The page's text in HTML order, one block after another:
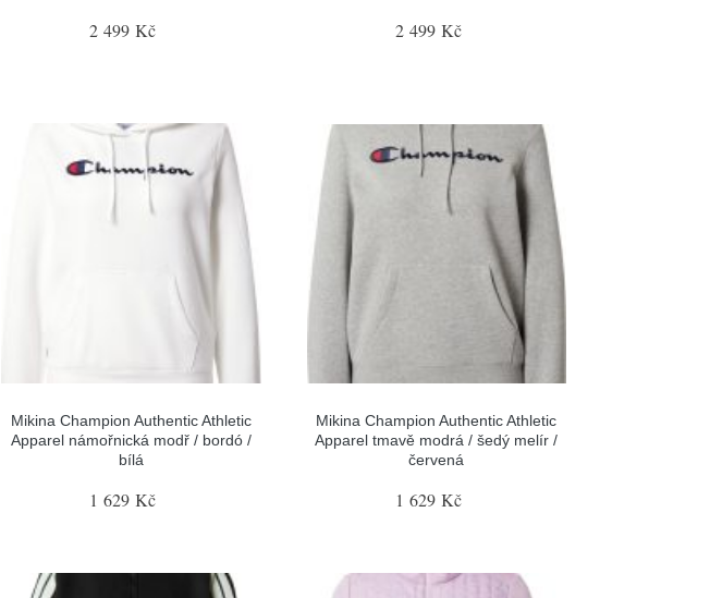
2 499 Kč 2 499 Kč
Mikina Champion Authentic Athletic
Apparel námořnická modř / bordó /
bílá
1 629 Kč
Mikina Champion Authentic Athletic
Apparel tmavě modrá / šedý melír /
červená
1 629 Kč